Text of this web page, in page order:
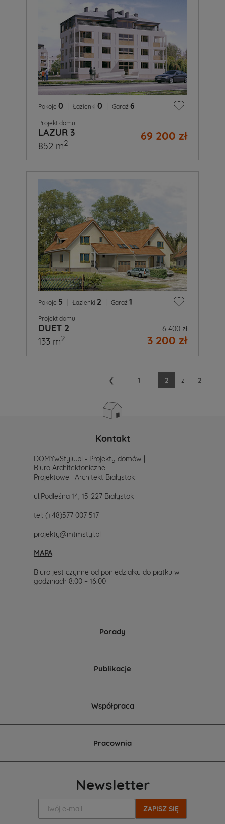
Pokoje 0 Łazienki 0 Garaż 6
Projekt domu
LAZUR 3 69 200 zł
852 m2
Pokoje 5 Łazienki 2 Garaż 1
Projekt domu
DUET 2 6 400 zł
3 200 zł
133 m2
❮ 1 2 z 2
Kontakt
DOMYwStylu.pl - Projekty domów |
Biuro Architektoniczne |
Projektowe | Architekt Białystok
ul.Podleśna 14, 15-227 Białystok
tel: (+48)577 007 517
projekty@mtmstyl.pl
MAPA
Biuro jest czynne od poniedziałku do piątku w
godzinach 8:00 – 16:00
Porady
Publikacje
Współpraca
Pracownia
Newsletter
mail: